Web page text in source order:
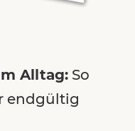
Alltag:So
endgültig